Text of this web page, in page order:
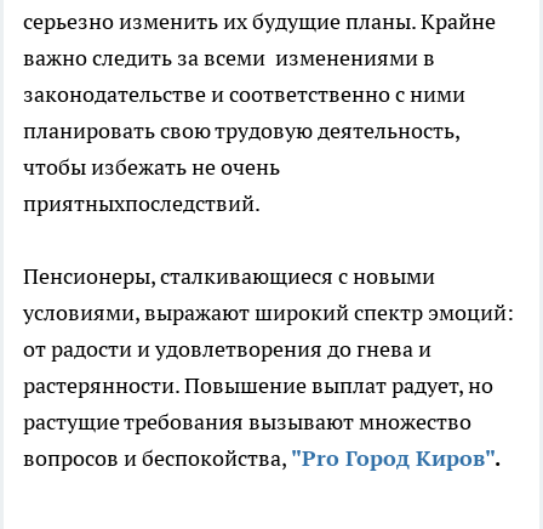
серьезно изменить их будущие планы. Крайне
важно следить за всеми изменениями в
законодательстве и соответственно с ними
планировать свою трудовую деятельность,
чтобы избежать не очень
приятныхпоследствий.
Пенсионеры, сталкивающиеся с новыми
условиями, выражают широкий спектр эмоций:
от радости и удовлетворения до гнева и
растерянности. Повышение выплат радует, но
растущие требования вызывают множество
вопросов и беспокойства, "Pro Город Киров".